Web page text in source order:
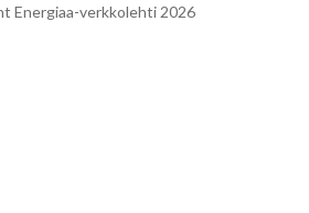
Energiaa-verkkolehti 2026